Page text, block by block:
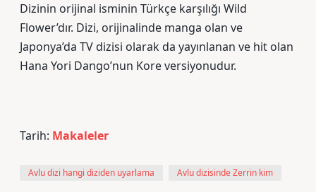
Dizinin orijinal isminin Türkçe karşılığı Wild
Flower’dır. Dizi, orijinalinde manga olan ve
Japonya’da TV dizisi olarak da yayınlanan ve hit olan
Hana Yori Dango’nun Kore versiyonudur.
Tarih: Makaleler
Avlu dizi hangi diziden uyarlama Avlu dizisinde Zerrin kim